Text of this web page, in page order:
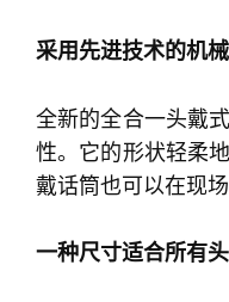
采用先进技术的机
全新的全合一头戴
性。它的形状轻柔
戴话筒也可以在现
一种尺寸适合所有